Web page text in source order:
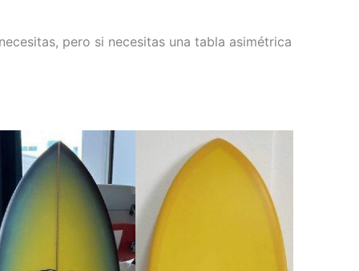
pero si necesitas una tabla asimétrica